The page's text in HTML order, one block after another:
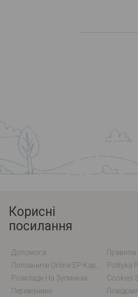
Корисні
посилання
Допомога
Polityka
Розклади На Зупинках
Cookies
Перевізники